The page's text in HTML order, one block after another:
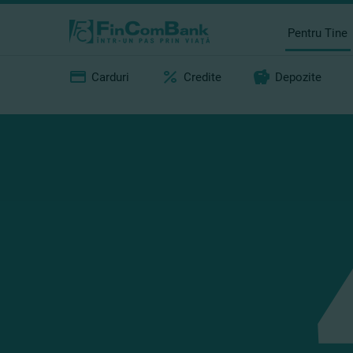
Pentru Tine
Carduri Credite Depozite